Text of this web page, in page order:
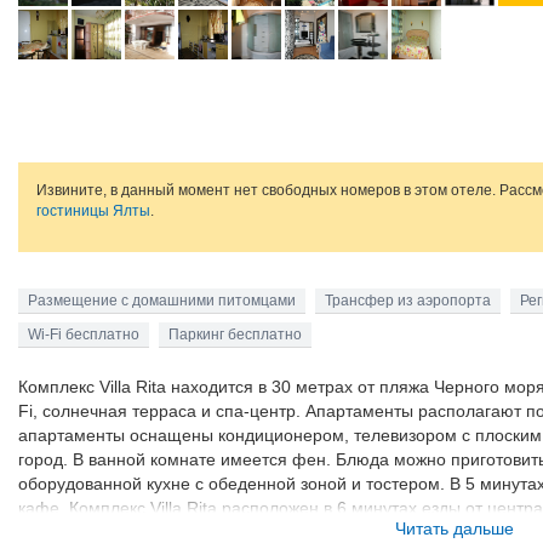
Извините, в данный момент нет свободных номеров в этом отеле.
гостиницы Ялты.
Размещение с домашними питомцами Трансфер из аэропорта
Wi-Fi бесплатно
Паркинг бесплатно
Комплекс Villa Rita находится в 30 метрах от пляжа Черного
Fi, солнечная терраса и спа-центр. Апартаменты располагают
апартаменты оснащены кондиционером, телевизором с
город. В ванной комнате имеется фен. Блюда можно
оборудованной кухне с обеденной зоной и тостером. В 5
кафе. Комплекс Villa Rita расположен в 6 минутах езды от
Чехова. Расстояние от комплекса до аэропорта Симферополя
Читать дальше